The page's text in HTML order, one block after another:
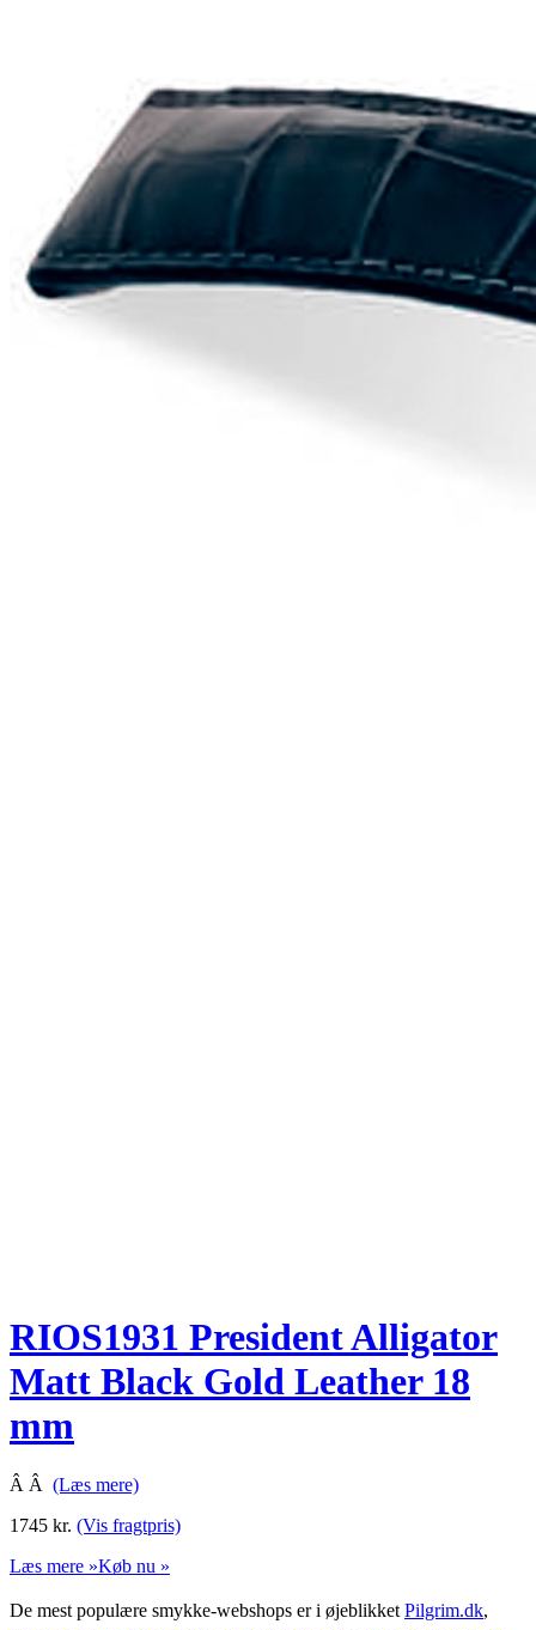
RIOS1931 President Alligator
Matt Black Gold Leather 18
mm
Â Â (Læs mere)
1745 kr. (Vis fragtpris)
Læs mere »Køb nu »
De mest populære smykke-webshops er i øjeblikket Pilgrim.dk,